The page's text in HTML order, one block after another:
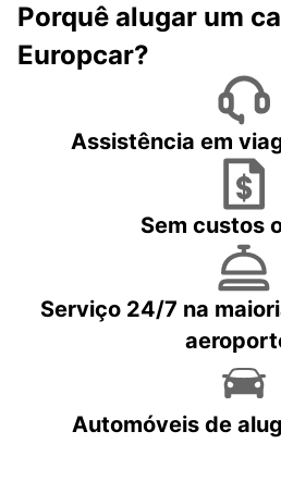
Porquê alugar um
Europcar?
Assistência em
Sem custos
Serviço 24/7 na
Automóveis de